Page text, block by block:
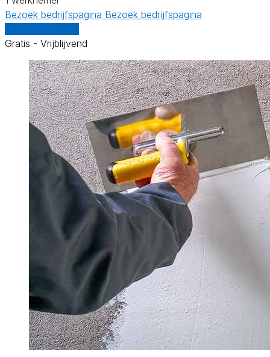
Bezoek bedrijfspagina Bezoek bedrijfspagina
Gratis - Vrijblijvend